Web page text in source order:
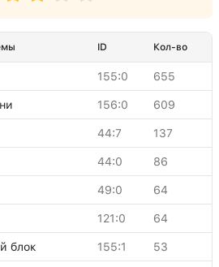
ID Кол-во
155:0 655
156:0 609
44:7 137
44:0 86
49:0 64
121:0 64
блок 155:1 53